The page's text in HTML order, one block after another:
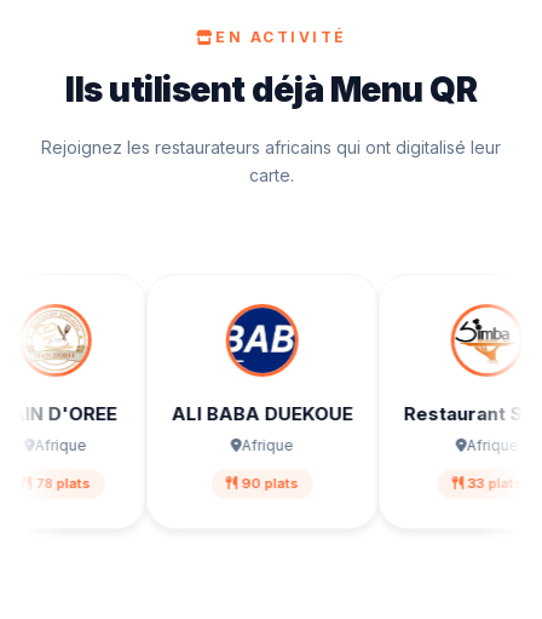
EN ACTIVITÉ
Ils utilisent déjà Menu QR
Rejoignez les restaurateurs africains qui ont digitalisé leur
carte.
plats
ALI BABA DUEKOUE
Afrique
90 plats
Restaurant SIMBA
Afrique
33 plats